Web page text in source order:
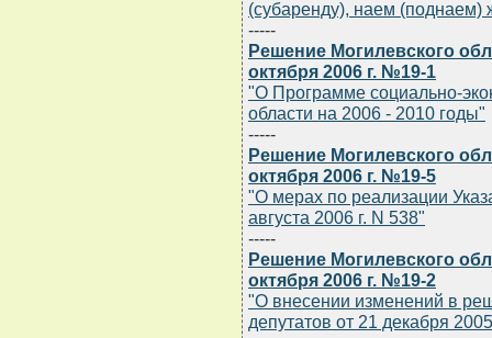
(субаренду), наем
-----
Решение Могилевского
октября 2006 г. №19-1
"О Программе социально-
области на 2006 - 2010 годы"
-----
Решение Могилевского
октября 2006 г. №19-5
"О мерах по реализации
августа 2006 г. N 538"
-----
Решение Могилевского
октября 2006 г. №19-2
"О внесении изменений в
депутатов от 21 декабря